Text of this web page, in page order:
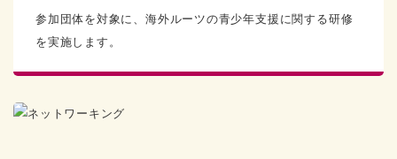
参加団体を対象に、海外ルーツの青少年支援に関する研修
を実施します。